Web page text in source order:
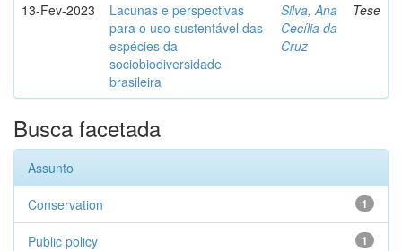
13-Fev-2023
Lacunas e perspectivas
para o uso sustentável das
espécies da
sociobiodiversidade
brasileira
Silva, Ana
Cecília da
Cruz
Tese
Busca facetada
Assunto
1
Conservation
1
Public policy